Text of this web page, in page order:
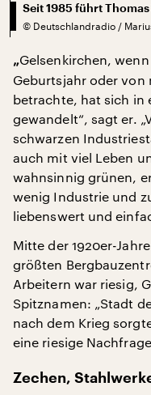
Seit 1985 führt
© Deutschlandradio /
„Gelsenkirchen,
Geburtsjahr oder von
betrachte, hat sich in
gewandelt“, sagt er.
schwarzen
auch mit viel Leben
wahnsinnig grünen,
wenig Industrie und
liebenswert und
Mitte der 1920er-
größten
Arbeitern war riesig,
Spitznamen: „Stadt
nach dem Krieg
eine riesige
Zechen,